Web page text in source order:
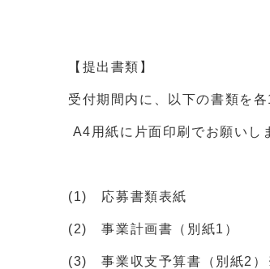
【提出書類】
受付期間内に、以下の書類を
A4用紙に片面印刷でお願いし
(1) 応募書類表紙
(2) 事業計画書（別紙1）
(3) 事業収支予算書（別紙2